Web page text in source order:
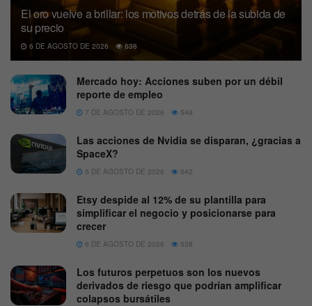
El oro vuelve a brillar: los motivos detrás de la subida de
su precio
6 DE AGOSTO DE 2026 638
Mercado hoy: Acciones suben por un débil
reporte de empleo
7 DE AGOSTO DE 2026 549
Las acciones de Nvidia se disparan, ¿gracias a
SpaceX?
5 DE AGOSTO DE 2026 642
Etsy despide al 12% de su plantilla para
simplificar el negocio y posicionarse para
crecer
6 DE AGOSTO DE 2026 538
Los futuros perpetuos son los nuevos
derivados de riesgo que podrían amplificar
colapsos bursátiles